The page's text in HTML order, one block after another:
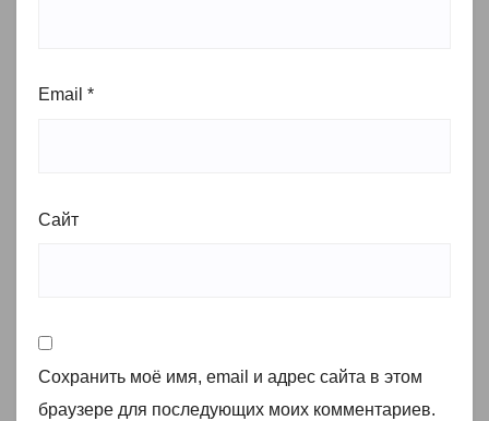
Email *
Сайт
Сохранить моё имя, email и адрес сайта в этом
браузере для последующих моих комментариев.